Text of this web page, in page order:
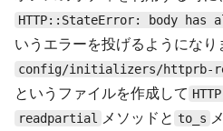
HTTP::StateError: body has
いうエラーを投げるようになり
config/initializers/httprb-
というファイルを作成して
readpartial メソッドと to_s